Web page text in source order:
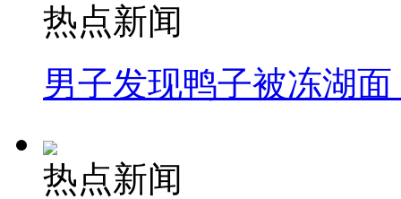
热点新闻
男子发现鸭子被冻湖
热点新闻